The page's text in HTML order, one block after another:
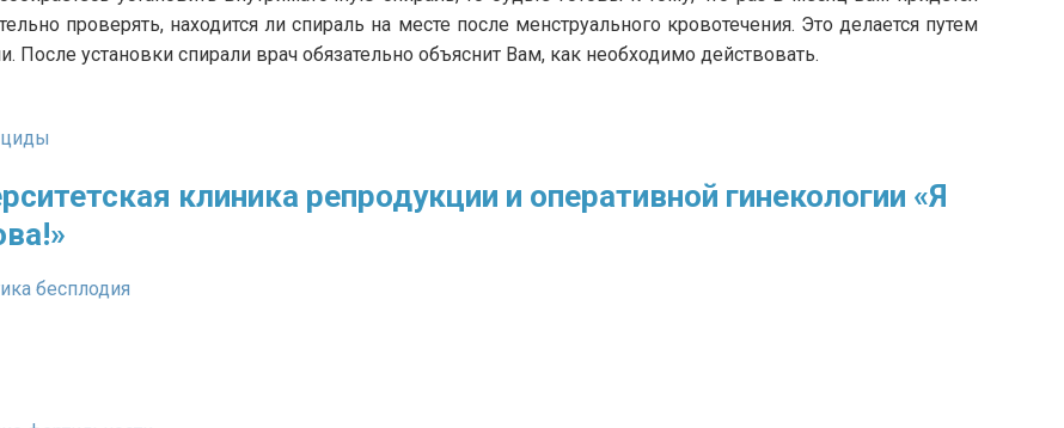
проверять, находится ли спираль на месте после менструального кровотечения. Это делается путем
После установки спирали врач обязательно объяснит Вам, как необходимо действовать.
клиника репродукции и оперативной гинекологии «Я
бесплодия